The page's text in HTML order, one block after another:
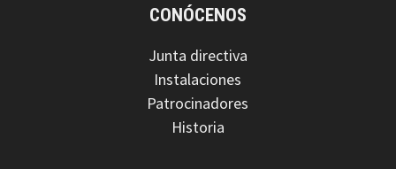
CONÓCENOS
Junta directiva
Instalaciones
Patrocinadores
Historia